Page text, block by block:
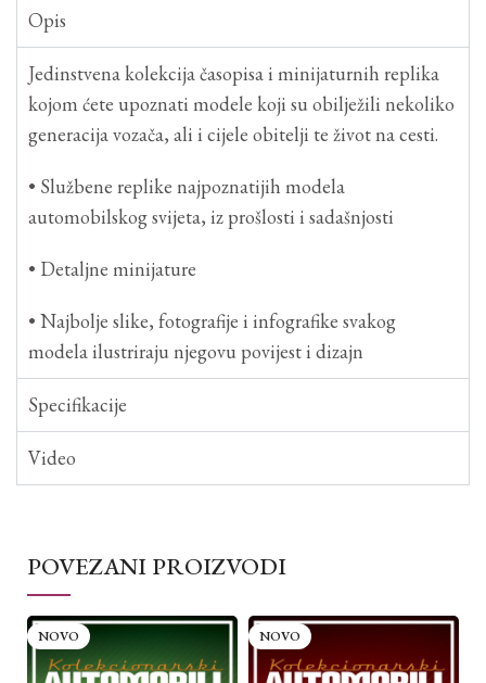
Opis
Jedinstvena kolekcija časopisa i minijaturnih replika
kojom ćete upoznati modele koji su obilježili nekoliko
generacija vozača, ali i cijele obitelji te život na cesti.
• Službene replike najpoznatijih modela
automobilskog svijeta, iz prošlosti i sadašnjosti
• Detaljne minijature
• Najbolje slike, fotografije i infografike svakog
modela ilustriraju njegovu povijest i dizajn
Specifikacije
Video
POVEZANI PROIZVODI
NOVO NOVO